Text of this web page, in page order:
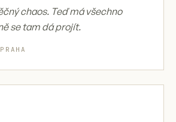
chaos. Teď má všechno
se tam dá projít.